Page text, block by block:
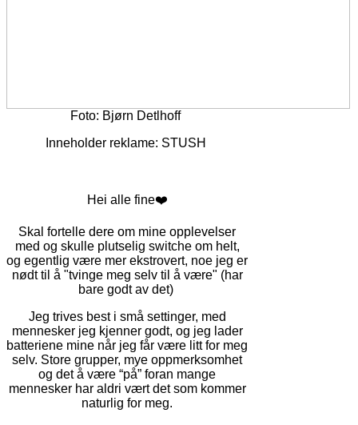
Foto: Bjørn Detlhoff
Inneholder reklame: STUSH
Hei alle fine❤️
Skal fortelle dere om mine opplevelser
med og skulle plutselig switche om helt,
og egentlig være mer ekstrovert, noe jeg er
nødt til å "tvinge meg selv til å være" (har
bare godt av det)
Jeg trives best i små settinger, med
mennesker jeg kjenner godt, og jeg lader
batteriene mine når jeg får være litt for meg
selv. Store grupper, mye oppmerksomhet
og det å være “på” foran mange
mennesker har aldri vært det som kommer
naturlig for meg.